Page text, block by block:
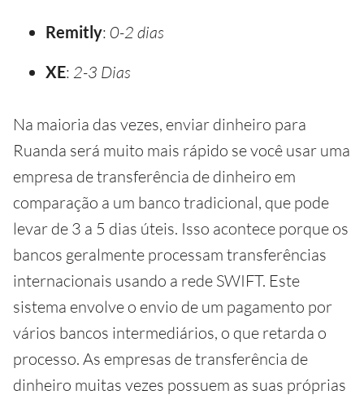
Remitly: 0-2 dias
XE: 2-3 Dias
Na maioria das vezes, enviar dinheiro para
Ruanda será muito mais rápido se você usar uma
empresa de transferência de dinheiro em
comparação a um banco tradicional, que pode
levar de 3 a 5 dias úteis. Isso acontece porque os
bancos geralmente processam transferências
internacionais usando a rede SWIFT. Este
sistema envolve o envio de um pagamento por
vários bancos intermediários, o que retarda o
processo. As empresas de transferência de
dinheiro muitas vezes possuem as suas próprias